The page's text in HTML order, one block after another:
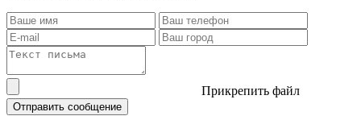
Прикрепить файл
Отправить сообщение